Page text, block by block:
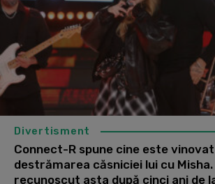
Divertisment
Connect-R spune cine este
destrămarea căsniciei lui cu
recunoscut asta după cinci ani de